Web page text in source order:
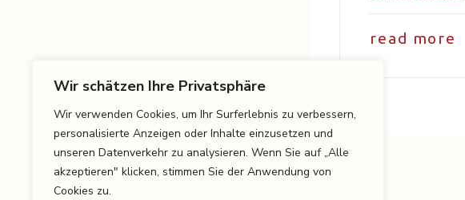
Wir schätzen Ihre Privatsphäre
Wir verwenden Cookies, um Ihr Surferlebnis zu verbessern,
personalisierte Anzeigen oder Inhalte einzusetzen und
unseren Datenverkehr zu analysieren. Wenn Sie auf „Alle
akzeptieren" klicken, stimmen Sie der Anwendung von
Cookies zu.
read more